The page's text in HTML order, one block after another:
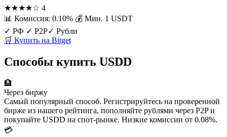
★★★★☆ 4
📊 Комиссия: 0.10% 💰 Мин. 1 USDT
✓ РФ ✓ P2P✓ Рубли
🛒 Купить на Bitget
Способы купить USDD
🏦
Через биржу
Самый популярный способ. Регистрируйтесь на проверенной
бирже из нашего рейтинга, пополняйте рублями через P2P и
покупайте USDD на спот-рынке. Низкие комиссии от 0.08%.
💳